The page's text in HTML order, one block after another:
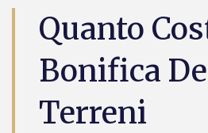
Quanto
Bonifica
Terreni